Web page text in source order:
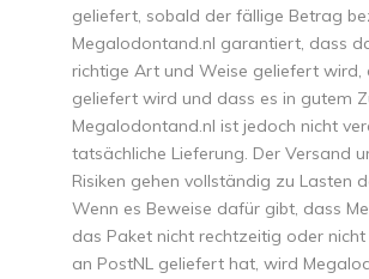
geliefert, sobald der fällige Betrag
Megalodontand.nl garantiert, dass
richtige Art und Weise geliefert wird,
geliefert wird und dass es in gutem
Megalodontand.nl ist jedoch nicht
tatsächliche Lieferung. Der Versand
Risiken gehen vollständig zu Lasten
Wenn es Beweise dafür gibt, dass
das Paket nicht rechtzeitig oder
an PostNL geliefert hat, wird